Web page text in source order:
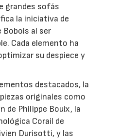
grandes sofás
la iniciativa de
Bobois al ser
Cada elemento ha
su despiece y
destacados, la
originales como
de Philippe Bouix, la
Corail de
Durisotti, y las